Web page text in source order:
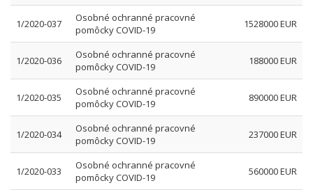
1/2020-037
Osobné ochranné pracovné
pomôcky COVID-19
1528000 EUR
1/2020-036
Osobné ochranné pracovné
pomôcky COVID-19
188000 EUR
1/2020-035
Osobné ochranné pracovné
pomôcky COVID-19
890000 EUR
1/2020-034
Osobné ochranné pracovné
pomôcky COVID-19
237000 EUR
1/2020-033
Osobné ochranné pracovné
pomôcky COVID-19
560000 EUR